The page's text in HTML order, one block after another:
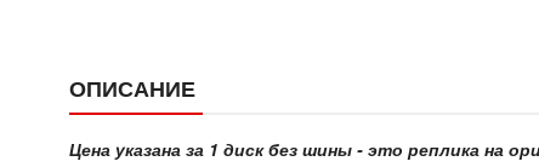
ОПИСАНИЕ
Цена указана за 1 диск без шины - это реплика на